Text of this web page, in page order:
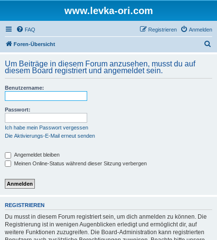
www.levka-ori.com
FAQ Anmelden
Registrieren
Foren-Übersicht
h
Um Beiträge in diesem Forum anzusehen, musst du auf
diesem Board registriert und angemeldet sein.
Benutzername:
Passwort:
Ich habe mein Passwort vergessen
Die Aktivierungs-E-Mail erneut senden
Angemeldet bleiben
Meinen Online-Status während dieser Sitzung verbergen
REGISTRIEREN
Du musst in diesem Forum registriert sein, um dich anmelden zu können. Die
Registrierung ist in wenigen Augenblicken erledigt und ermöglicht dir, auf
weitere Funktionen zuzugreifen. Die Board-Administration kann registrierten